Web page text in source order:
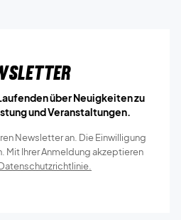
über Neuigkeiten zu
und Veranstaltungen.
Newsletter an. Die Einwilligung
Mit Ihrer Anmeldung akzeptieren